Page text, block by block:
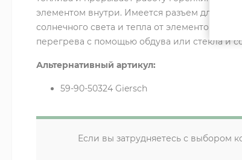
элементом внутри. Имеется разъем для
солнечного света и тепла от элементов
перегрева с помощью обдува или стекла и
Альтернативный артикул:
59-90-50324 Giersch
Если вы затрудняетесь с выбором